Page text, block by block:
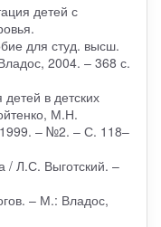
детей с
для студ. высш.
2004. – 368 с.
в детских
М.Н.
– №2. – С. 118–
/ Л.С. Выготский. –
– М.: Владос,